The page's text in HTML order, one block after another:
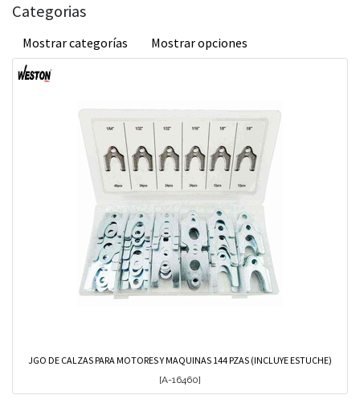
Categorias
Mostrar categorías Mostrar opciones
JGO DE CALZAS PARA MOTORES Y MAQUINAS 144 PZAS (INCLUYE ESTUCHE)
[A-16460]